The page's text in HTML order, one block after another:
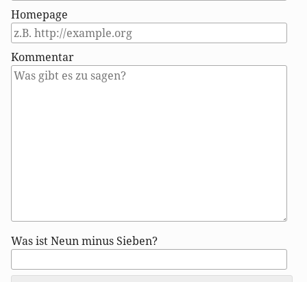
Homepage
Kommentar
Antwort
Was ist Neun minus Sieben?